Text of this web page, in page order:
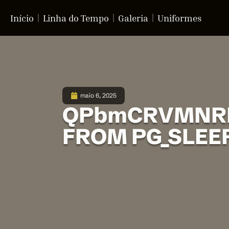
Início Linha do Tempo Galeria Uniformes
maio 6, 2025
FROM